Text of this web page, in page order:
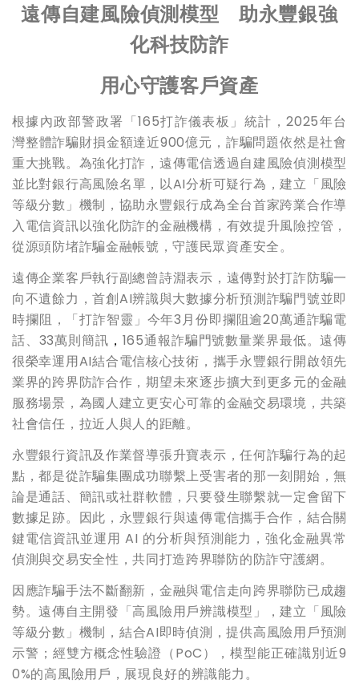
遠傳自建風險偵測模型 助永豐銀強
化科技防詐
用心守護客戶資產
根據內政部警政署「165打詐儀表板」統計，2025年台
灣整體詐騙財損金額達近900億元，詐騙問題依然是社會
重大挑戰。為強化打詐，遠傳電信透過自建風險偵測模型
並比對銀行高風險名單，以AI分析可疑行為，建立「風險
等級分數」機制，協助永豐銀行成為全台首家跨業合作導
入電信資訊以強化防詐的金融機構，有效提升風險控管，
從源頭防堵詐騙金融帳號，守護民眾資產安全。
遠傳企業客戶執行副總曾詩淵表示，遠傳對於打詐防騙一
向不遺餘力，首創AI辨識與大數據分析預測詐騙門號並即
時攔阻，「打詐智靈」今年3月份即攔阻逾20萬通詐騙電
話、33萬則簡訊 ， 165通報詐騙門號數量業界最低。遠傳
很榮幸運用AI結合電信核心技術，攜手永豐銀行開啟領先
業界的跨界防詐合作，期望未來逐步擴大到更多元的金融
服務場景，為國人建立更安心可靠的金融交易環境，共築
社會信任，拉近人與人的距離。
永豐銀行資訊及作業督導張升寶表示，任何詐騙行為的起
點，都是從詐騙集團成功聯繫上受害者的那一刻開始，無
論是通話、簡訊或社群軟體，只要發生聯繫就一定會留下
數據足跡。因此，永豐銀行與遠傳電信攜手合作，結合關
鍵電信資訊並運用 AI 的分析與預測能力，強化金融異常
偵測與交易安全性，共同打造跨界聯防的防詐守護網。
因應詐騙手法不斷翻新，金融與電信走向跨界聯防已成趨
勢。遠傳自主開發「高風險用戶辨識模型」，建立「風險
等級分數」機制，結合AI即時偵測，提供高風險用戶預測
示警；經雙方概念性驗證（PoC），模型能正確識別近9
0%的高風險用戶，展現良好的辨識能力。